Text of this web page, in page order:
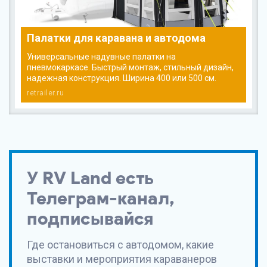
Палатки для каравана и автодома
Универсальные надувные палатки на
пневмокаркасе. Быстрый монтаж, стильный дизайн,
надежная конструкция. Ширина 400 или 500 см.
retrailer.ru
У RV Land есть
Телеграм-канал,
подписывайся
Где остановиться с автодомом, какие
выставки и мероприятия караванеров